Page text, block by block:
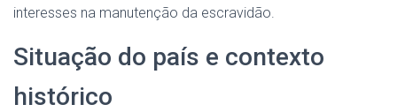
interesses na manutenção da escravidão.
Situação do país e contexto
histórico